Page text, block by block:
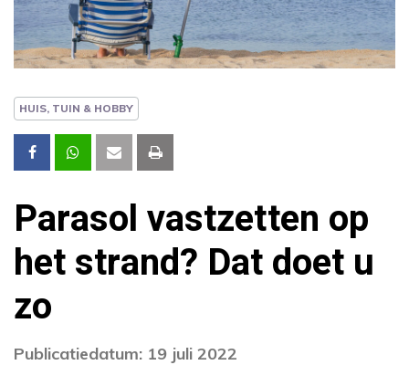
HUIS, TUIN & HOBBY
Parasol vastzetten op
het strand? Dat doet u
zo
Publicatiedatum: 19 juli 2022